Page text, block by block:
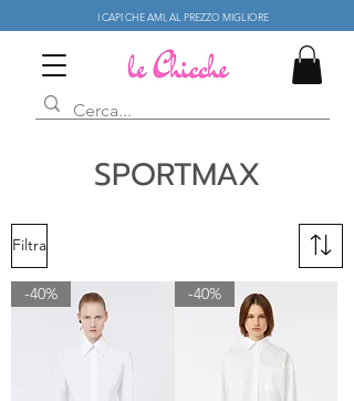
I CAPI CHE AMI, AL PREZZO MIGLIORE
SPORTMAX
Filtra
-40% -40%